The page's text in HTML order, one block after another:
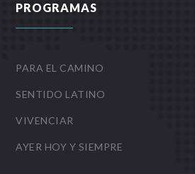
PROGRAMAS
PARA EL CAMINO
SENTIDO LATINO
VIVENCIAR
AYER HOY Y SIEMPRE